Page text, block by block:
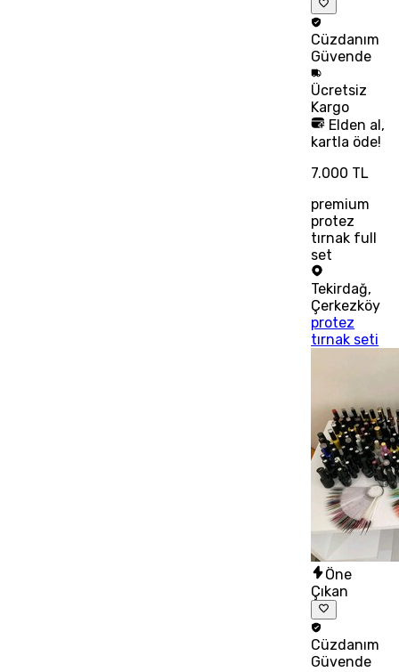
Cüzdanım
Güvende
Ücretsiz
Kargo
Elden al,
kartla öde!
7.000 TL
premium
protez
tırnak full
set
Tekirdağ,
Çerkezköy
protez
tırnak seti
Öne
Çıkan
Cüzdanım
Güvende